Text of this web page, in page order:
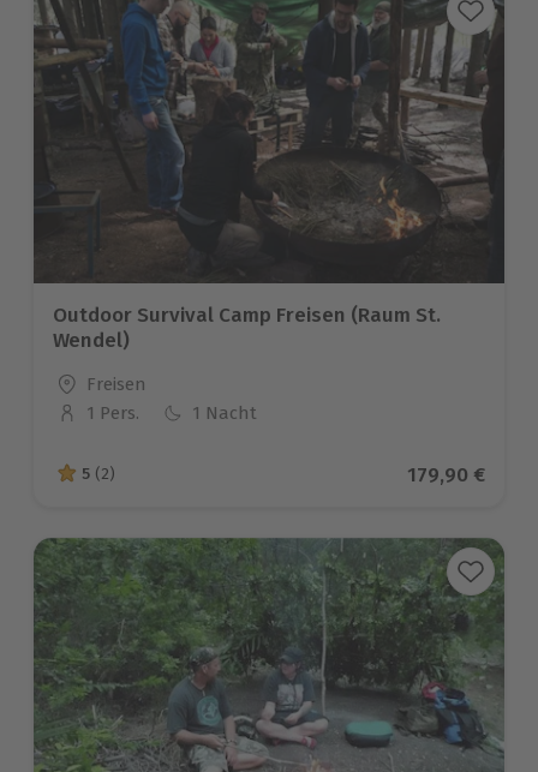
Outdoor Survival Camp Freisen (Raum St.
Wendel)
Standort
Freisen
Anzahl der Teilnehmer
1 Pers. 1 Nacht
5 von 5 Sternen basierend auf 2 Bewertungen
5 (2) Aktueller
179,90 €